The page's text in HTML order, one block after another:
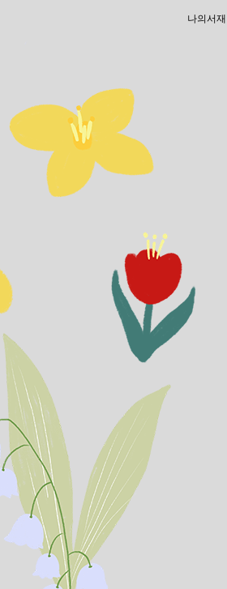
나의서재